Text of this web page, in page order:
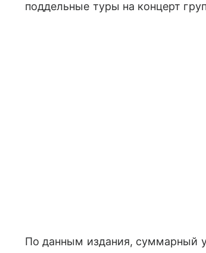
поддельные туры на концерт
По данным издания, суммарный